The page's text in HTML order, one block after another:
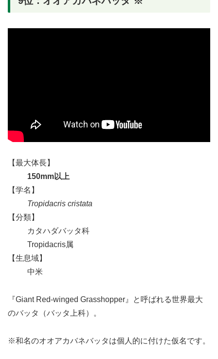
【最大体長】
150mm以上
【学名】
Tropidacris cristata
【分類】
カタハダバッタ科
Tropidacris属
【生息域】
中米
『Giant Red-winged Grasshopper』と呼ばれる世界最大
のバッタ（バッタ上科）。
※和名のオオアカバネバッタは個人的に付けた仮名です。